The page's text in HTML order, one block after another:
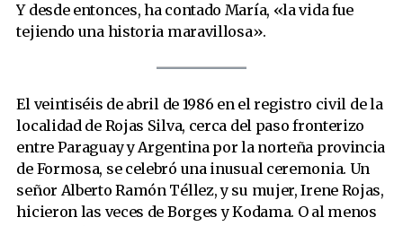
Y desde entonces, ha contado María, «la vida fue
tejiendo una historia maravillosa».
El veintiséis de abril de 1986 en el registro civil de la
localidad de Rojas Silva, cerca del paso fronterizo
entre Paraguay y Argentina por la norteña provincia
de Formosa, se celebró una inusual ceremonia. Un
señor Alberto Ramón Téllez, y su mujer, Irene Rojas,
hicieron las veces de Borges y Kodama. O al menos